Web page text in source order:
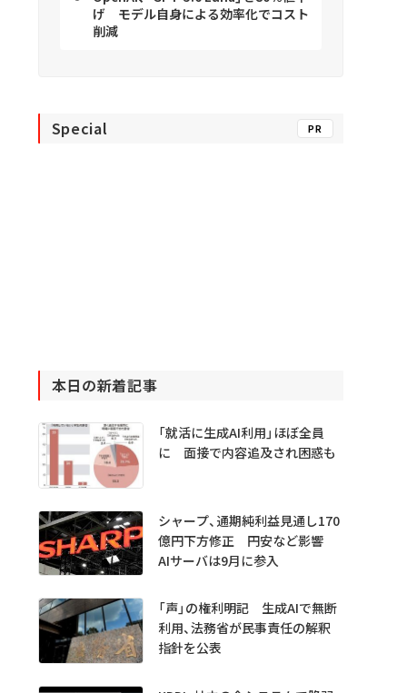
げ モデル自身による効率化でコスト
削減
Special PR
本日の新着記事
「就活に生成AI利用」ほぼ全員
に 面接で内容追及され困惑も
シャープ、通期純利益見通し170
億円下方修正 円安など影響
AIサーバは9月に参入
「声」の権利明記 生成AIで無断
利用、法務省が民事責任の解釈
指針を公表